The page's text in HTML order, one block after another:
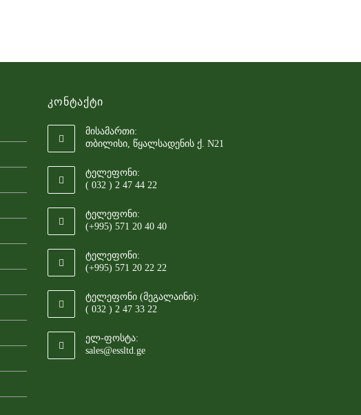
Კონტაქტი
მისამართი:
თბილისი, წყალსადენის ქ. N21
ტელეფონი:
( 032 ) 2 47 44 22
ტელეფონი:
(+995) 571 20 40 40
ტელეფონი:
(+995) 571 20 22 22
ტელეფონი (მეგალაინი):
( 032 ) 2 47 33 22
ელ-ფოსტა:
sales@essltd.ge